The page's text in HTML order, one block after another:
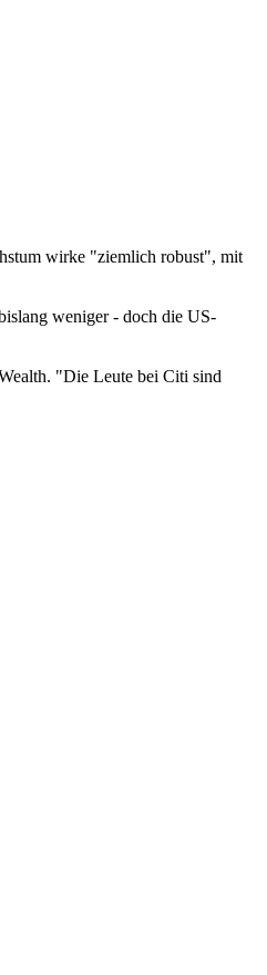
wirke "ziemlich robust", mit
weniger - doch die US-
"Die Leute bei Citi sind